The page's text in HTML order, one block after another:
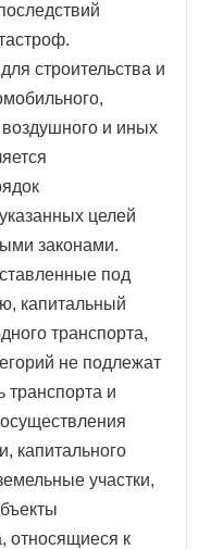
строительства и
и иных
целей
законами.
под
капитальный
транспорта,
не подлежат
транспорта и
капитального
участки,
относящиеся к